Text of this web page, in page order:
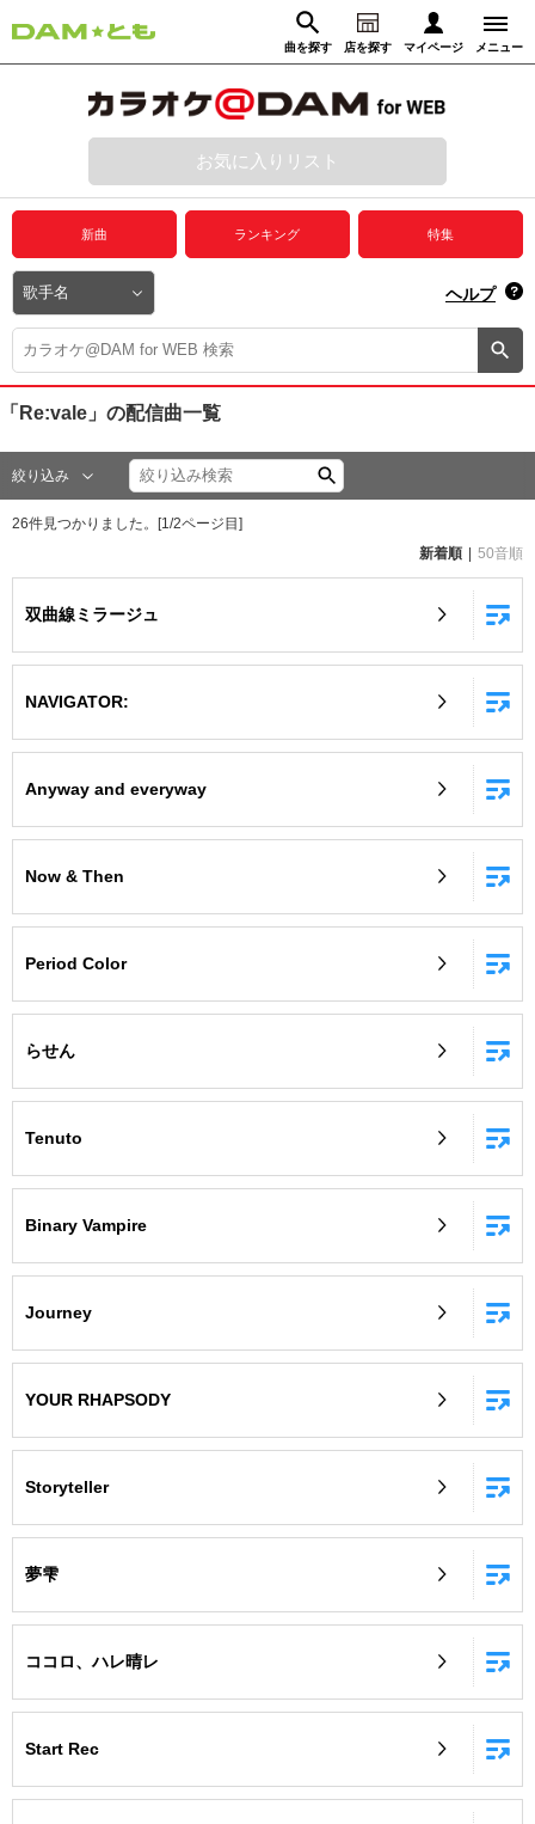
曲を探す 店を探す マイページ メニュー
動画からさがす 録音からさがす
ログイン
プレミアムサービス
DAM★とも動画
DAM★とも録音
カラオケ＠DAM
ユーザー検索
DAMの新曲・ランキングなど
自宅でカラオケ歌い放題！
お気に入りリスト
新曲 ランキング 特集
ヘルプ
「Re:vale」 の配信曲一覧
絞り込み
26件見つかりました。[1 /2ページ目]
新着順
50音順
双曲線ミラージュ
NAVIGATOR:
Anyway and everyway
Now & Then
Period Color
らせん
Tenuto
Binary Vampire
Journey
YOUR RHAPSODY
Storyteller
夢雫
ココロ、ハレ晴レ
Start Rec